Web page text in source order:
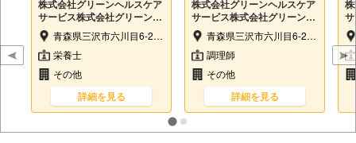
株式会社グリーンヘルスケア
サービス株式会社グリーンヘ
ルスケアサービス（特養ひば
り苑内）
青森県三沢市六川目6-28-6
栄養士
その他
詳細を見る
株式会社グリーンヘルスケア
サービス株式会社グリーンヘ
ルスケアサービス（特養ひば
り苑内）
青森県三沢市六川目6-28-6
調理師
その他
詳細を見る